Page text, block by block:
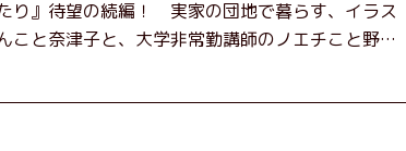
り』待望の続編！ 実家の団地で暮らす、イラス
こと奈津子と、大学非常勤講師のノエチこと野